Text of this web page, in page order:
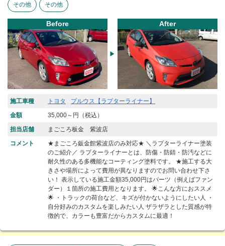
その他 その他
Before After
施工車種 トヨタ
プルウス【ラプターライナー】
金額
35,000～円（税込）
担当店舗
まごころ板金 紫波店
コメント
★まごころ鈑金館紫波店のみ対応★ ＼ラプターライナー塗装
のご紹介／ ラプターライナーとは、防傷・防錆・防汚などに
耐久性のある多機能なコーティング塗料です。 ★施工する大
きさや場所によって費用が異なりますのでお問い合わせ下さ
い！ 表示している施工金額35,000円はパーツ（例えばファン
ダー）１箇所の施工費用となります。 🌟こんな方におススメ
🌟 ・トラックの荷台など、キズが付かないようにしたい人 ・
自分好みのカスタムを楽しみたい人 ザラザラとした質感が特
徴的で、カラーも豊富だからカスタムに最適！